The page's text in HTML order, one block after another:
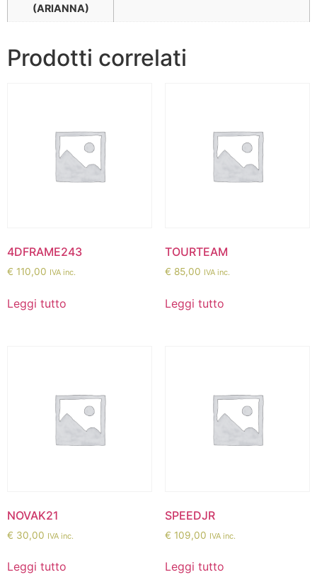
(ARIANNA)
Prodotti correlati
4DFRAME243
€ 110,00 IVA inc.
Leggi tutto
TOURTEAM
€ 85,00 IVA inc.
Leggi tutto
NOVAK21
€ 30,00 IVA inc.
Leggi tutto
SPEEDJR
€ 109,00 IVA inc.
Leggi tutto